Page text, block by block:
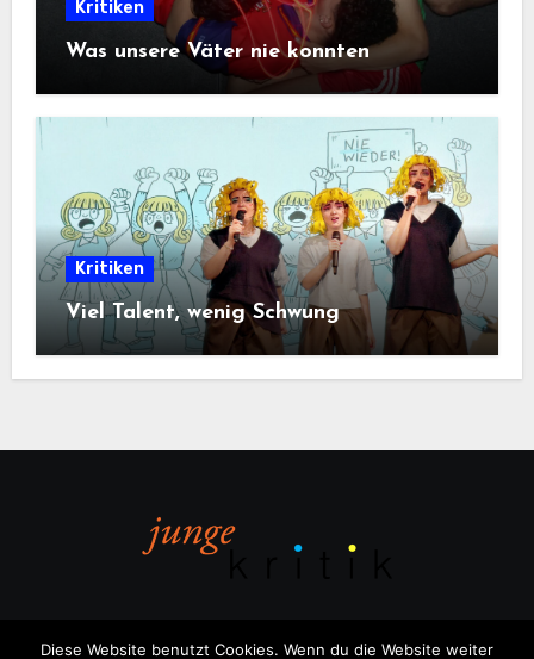
Kritiken
Was unsere Väter nie konnten
Kritiken
Viel Talent, wenig Schwung
Diese Website benutzt Cookies. Wenn du die Website weiter